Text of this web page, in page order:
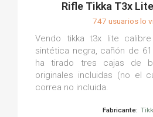
Rifle Tikka T3x
747 usuarios lo
Vendo tikka t3x lite
sintética negra, cañón de
ha tirado tres cajas de
originales incluidas (no el
correa no incluida.
Fabricante: